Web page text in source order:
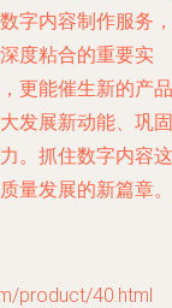
字内容制作服务，
度粘合的重要实
更能催生新的产品
发展新动能、巩固
。抓住数字内容这
量发展的新篇章。
product/40.html